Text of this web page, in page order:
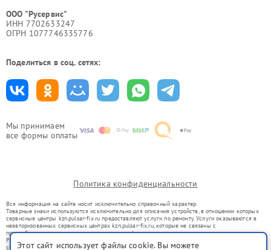
Мы принимаем
все формы оплаты
ООО "Русервис"
ИНН 7702633247
ОГРН 1077746335776
Поделиться в соц. сетях:
Политика конфиденциальности
Вся информация на сайте носит исключительно справочный характер.
Товарные знаки используются исключительно для описания устройств, в отношении которых
сервисные центры kzn.pulsar-fix.ru предоставляют услуги по ремонту. Услуги оказываются в
неавторизованных сервисных центрах kzn.pulsar-fix.ru, которые не связаны с
правообладателями товарных знаков или их официальными представителями.
Ремонт осуществляется для устройств, уже введенных в гражданский оборот в соответствии
со статьей 1487 ГК РФ.
Этот сайт использует файлы cookie. Вы можете